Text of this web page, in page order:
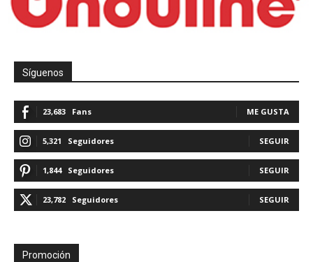
Síguenos
23,683 Fans ME GUSTA
5,321 Seguidores SEGUIR
1,844 Seguidores SEGUIR
23,782 Seguidores SEGUIR
Promoción